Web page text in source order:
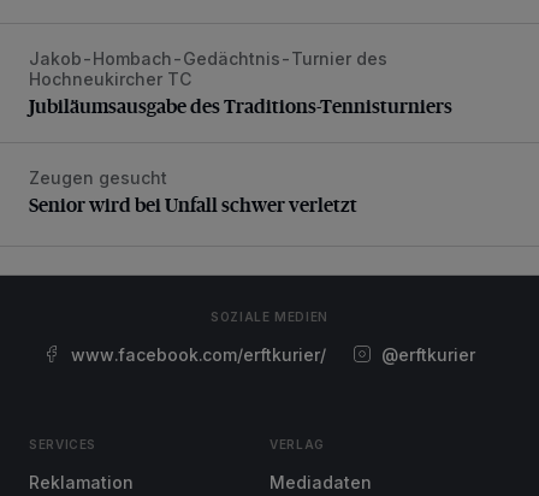
Jubiläumsausgabe des Traditions-Tennisturniers
Jakob-Hombach-Gedächtnis-Turnier des
Hochneukircher TC
Jubiläumsausgabe des Traditions-Tennisturniers
Senior wird bei Unfall schwer verletzt
Zeugen gesucht
Senior wird bei Unfall schwer verletzt
SOZIALE MEDIEN
www.facebook.com/erftkurier/ @erftkurier
SERVICES
Reklamation
VERLAG
Mediadaten